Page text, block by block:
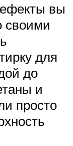
вы
своими
для
до
и
просто